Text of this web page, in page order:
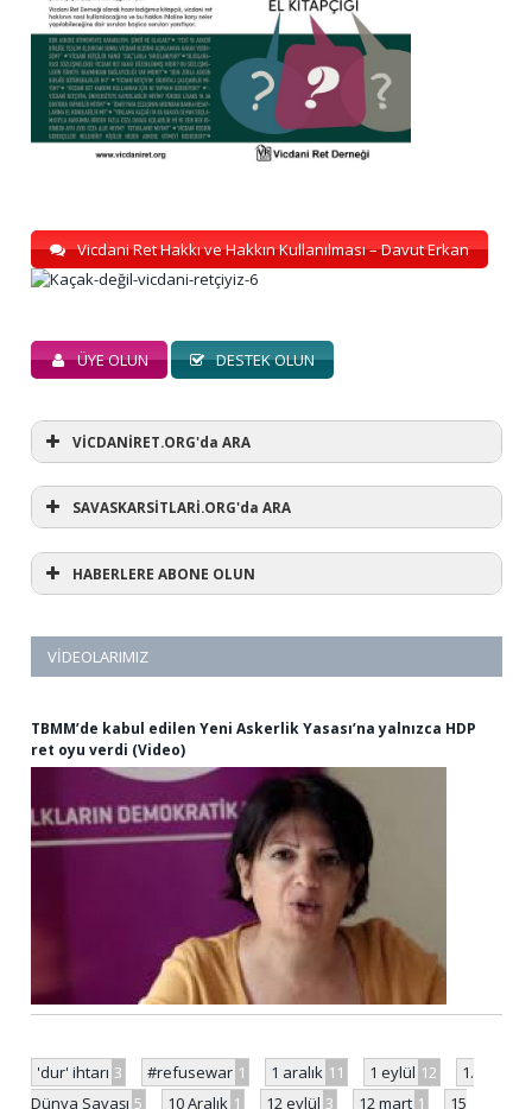
Vicdani Ret Hakkı ve Hakkın Kullanılması – Davut Erkan
ÜYE OLUN DESTEK OLUN
VİCDANİRET.ORG'da ARA
SAVASKARSİTLARİ.ORG'da ARA
HABERLERE ABONE OLUN
VIDEOLARIMIZ
TBMM’de kabul edilen Yeni Askerlik Yasası’na yalnızca HDP
ret oyu verdi (Video)
'dur' ihtarı 3 #refusewar 1 1 aralık 11 1 eylül 12
1.
Dünya Savaşı 5 10 Aralık 1 12 eylül 3 12 mart 1 15